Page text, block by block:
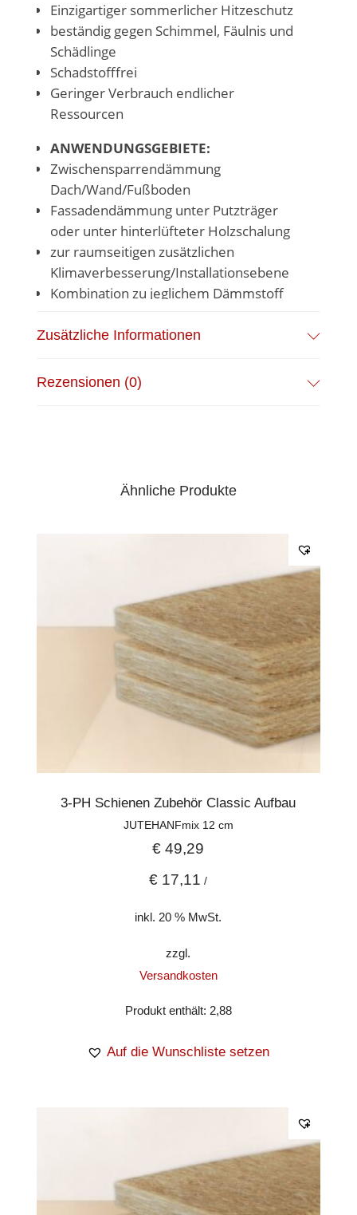
Einzigartiger sommerlicher Hitzeschutz
beständig gegen Schimmel, Fäulnis und
Schädlinge
Schadstofffrei
Geringer Verbrauch endlicher
Ressourcen
ANWENDUNGSGEBIETE:
Zwischensparrendämmung
Dach/Wand/Fußboden
Fassadendämmung unter Putzträger
oder unter hinterlüfteter Holzschalung
zur raumseitigen zusätzlichen
Klimaverbesserung/Installationsebene
Kombination zu jeglichem Dämmstoff
zwischen 40cm und
Zusätzliche Informationen
Rezensionen (0)
Ähnliche Produkte
3-PH Schienen Zubehör Classic Aufbau
JUTEHANFmix 12 cm
€ 49,29
€ 17,11 /
inkl. 20 % MwSt.
zzgl.
Versandkosten
Produkt enthält: 2,88
Auf die Wunschliste setzen